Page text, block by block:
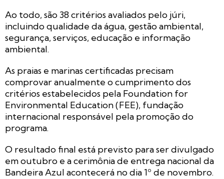
Ao todo, são 38 critérios avaliados pelo júri,
incluindo qualidade da água, gestão ambiental,
segurança, serviços, educação e informação
ambiental.
As praias e marinas certificadas precisam
comprovar anualmente o cumprimento dos
critérios estabelecidos pela Foundation for
Environmental Education (FEE), fundação
internacional responsável pela promoção do
programa.
O resultado final está previsto para ser divulgado
em outubro e a cerimônia de entrega nacional da
Bandeira Azul acontecerá no dia 1º de novembro.